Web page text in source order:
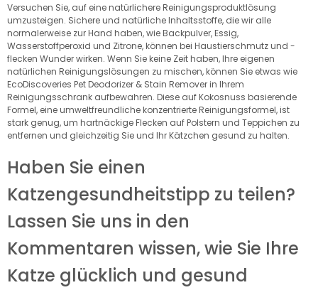
Versuchen Sie, auf eine natürlichere Reinigungsproduktlösung
umzusteigen. Sichere und natürliche Inhaltsstoffe, die wir alle
normalerweise zur Hand haben, wie Backpulver, Essig,
Wasserstoffperoxid und Zitrone, können bei Haustierschmutz und -
flecken Wunder wirken. Wenn Sie keine Zeit haben, Ihre eigenen
natürlichen Reinigungslösungen zu mischen, können Sie etwas wie
EcoDiscoveries Pet Deodorizer & Stain Remover in Ihrem
Reinigungsschrank aufbewahren. Diese auf Kokosnuss basierende
Formel, eine umweltfreundliche konzentrierte Reinigungsformel, ist
stark genug, um hartnäckige Flecken auf Polstern und Teppichen zu
entfernen und gleichzeitig Sie und Ihr Kätzchen gesund zu halten.
Haben Sie einen
Katzengesundheitstipp zu teilen?
Lassen Sie uns in den
Kommentaren wissen, wie Sie Ihre
Katze glücklich und gesund